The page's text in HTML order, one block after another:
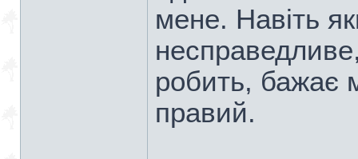
мене. Навіть
робить, бажає
правий.